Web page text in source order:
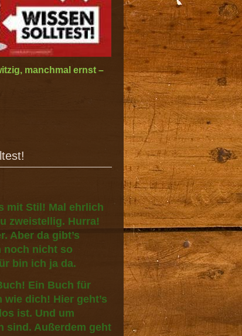
manchmal ernst –
mit Stil! Mal ehrlich
zweistellig. Hurra!
Aber da gibt’s
noch nicht so
bin ich ja da.
Ein Buch für
dich! Hier geht’s
ist. Und um
sind. Außerdem geht